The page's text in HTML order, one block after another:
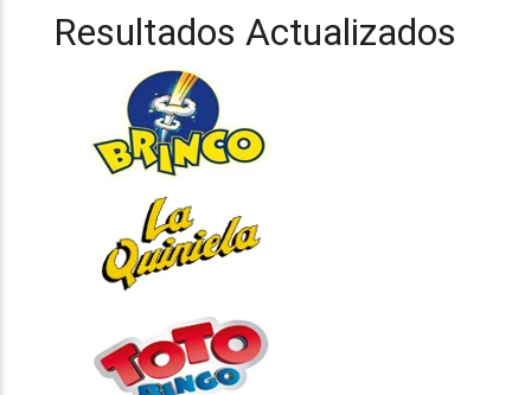
Resultados Actualizados